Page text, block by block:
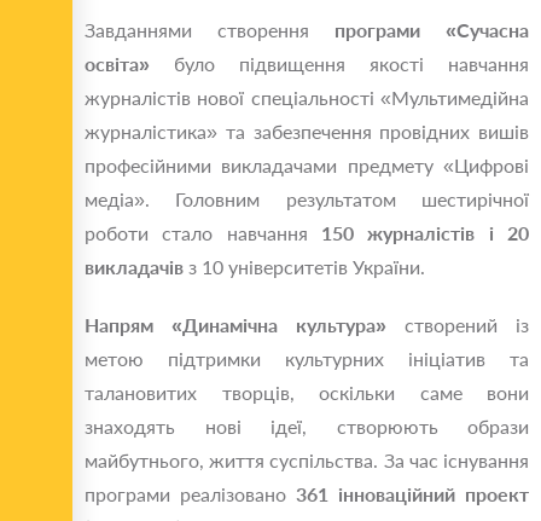
Завданнями створення програми «Сучасна
освіта» було підвищення якості навчання
журналістів нової спеціальності «Мультимедійна
журналістика» та забезпечення провідних вишів
професійними викладачами предмету «Цифрові
медіа». Головним результатом шестирічної
роботи стало навчання 150 журналістів і 20
викладачів з 10 університетів України.
Напрям «Динамічна культура» створений із
метою підтримки культурних ініціатив та
талановитих творців, оскільки саме вони
знаходять нові ідеї, створюють образи
майбутнього, життя суспільства. За час існування
програми реалізовано 361 інноваційний проект